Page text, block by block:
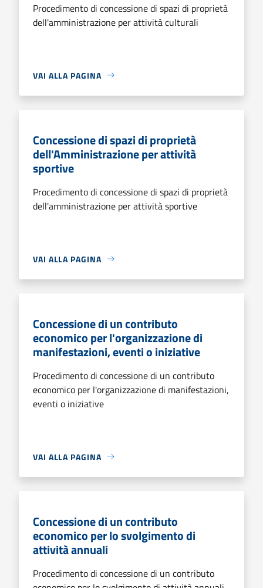
Procedimento di concessione di spazi di proprietà
dell'amministrazione per attività culturali
VAI ALLA PAGINA
Concessione di spazi di proprietà
dell'Amministrazione per attività
sportive
Procedimento di concessione di spazi di proprietà
dell'amministrazione per attività sportive
VAI ALLA PAGINA
Concessione di un contributo
economico per l'organizzazione di
manifestazioni, eventi o iniziative
Procedimento di concessione di un contributo
economico per l'organizzazione di manifestazioni,
eventi o iniziative
VAI ALLA PAGINA
Concessione di un contributo
economico per lo svolgimento di
attività annuali
Procedimento di concessione di un contributo